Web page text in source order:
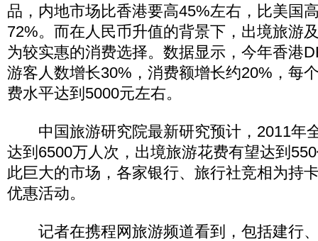
品，内地市场比香港要高45%左右，比美国
72%。而在人民币升值的背景下，出境旅游
为较实惠的消费选择。数据显示，今年香港
游客人数增长30%，消费额增长约20%，每
费水平达到5000元左右。
中国旅游研究院最新研究预计，2011年
达到6500万人次，出境旅游花费有望达到
此巨大的市场，各家银行、旅行社竞相为持
优惠活动。
记者在携程网旅游频道看到，包括建行